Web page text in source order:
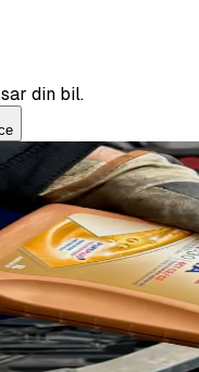
montering inför vintern.